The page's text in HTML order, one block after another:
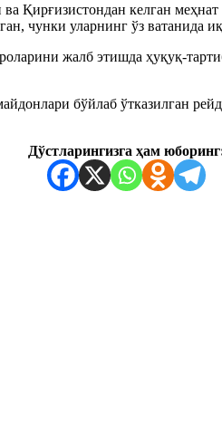
Қирғизистондан келган
чунки уларнинг ўз ватанида
жалб этишда ҳуқуқ-
бўйлаб ўтказилган
Дўстларингизга ҳам